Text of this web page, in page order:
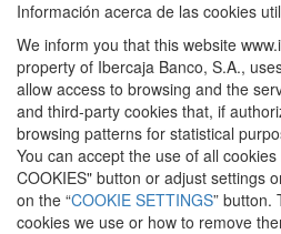
Información acerca de las cookies
We inform you that this website
property of Ibercaja Banco, S.A.,
allow access to browsing and the
and third-party cookies that, if
browsing patterns for statistical
You can accept the use of all
COOKIES" button or adjust settings
on the “COOKIE SETTINGS” button.
cookies we use or how to remove